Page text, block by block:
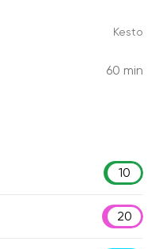
Kesto
60 min
10
20